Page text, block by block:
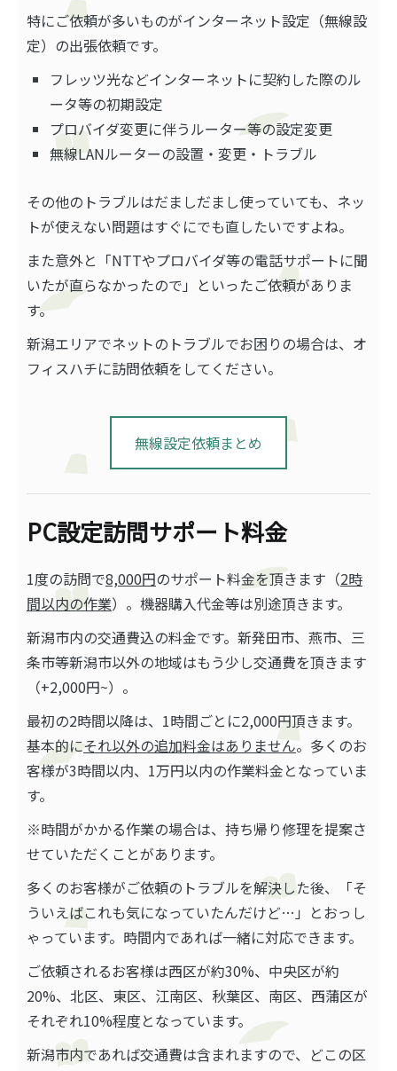
特にご依頼が多いものがインターネット設定（無線設
定）の出張依頼です。
フレッツ光などインターネットに契約した際のル
ータ等の初期設定
プロバイダ変更に伴うルーター等の設定変更
無線LANルーターの設置・変更・トラブル
その他のトラブルはだましだまし使っていても、ネッ
トが使えない問題はすぐにでも直したいですよね。
また意外と「NTTやプロバイダ等の電話サポートに聞
いたが直らなかったので」といったご依頼がありま
す。
新潟エリアでネットのトラブルでお困りの場合は、オ
フィスハチに訪問依頼をしてください。
無線設定依頼まとめ
PC設定訪問サポート料金
1度の訪問で8,000円のサポート料金を頂きます（2時
間以内の作業）。機器購入代金等は別途頂きます。
新潟市内の交通費込の料金です。新発田市、燕市、三
条市等新潟市以外の地域はもう少し交通費を頂きます
（+2,000円~）。
最初の2時間以降は、1時間ごとに2,000円頂きます。
基本的にそれ以外の追加料金はありません。多くのお
客様が3時間以内、1万円以内の作業料金となっていま
す。
※時間がかかる作業の場合は、持ち帰り修理を提案さ
せていただくことがあります。
多くのお客様がご依頼のトラブルを解決した後、「そ
ういえばこれも気になっていたんだけど…」とおっし
ゃっています。時間内であれば一緒に対応できます。
ご依頼されるお客様は西区が約30%、中央区が約
20%、北区、東区、江南区、秋葉区、南区、西蒲区が
それぞれ10%程度となっています。
新潟市内であれば交通費は含まれますので、どこの区